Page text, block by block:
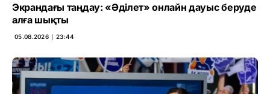
Экрандағы таңдау: «Әділет» онлайн дауыс беруде
алға шықты
05.08.2026 ∣ 23:44